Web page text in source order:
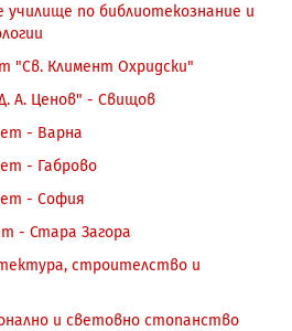
училище по библиотекознание и
"Св. Климент Охридски"
А. Ценов" - Свищов
- Варна
- Габрово
- София
- Стара Загора
строителство и
и световно стопанство